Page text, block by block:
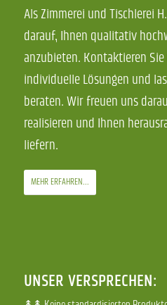
Als Zimmerei und Tischlerei
darauf, Ihnen qualitativ
anzubieten. Kontaktieren
individuelle Lösungen und
beraten. Wir freuen uns
realisieren und Ihnen
liefern.
MEHR ERFAHREN...
UNSER VERSPRECHEN: